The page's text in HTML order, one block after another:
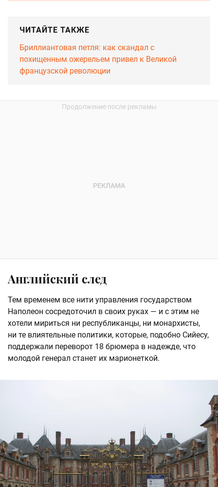
ЧИТАЙТЕ ТАКЖЕ
Бриллиантовая петля: как скандал с
похищенным ожерельем привел к Великой
французской революции
Английский след
Тем временем все нити управления государством
Наполеон сосредоточил в своих руках — и с этим не
хотели мириться ни республиканцы, ни монархисты,
ни те влиятельные политики, которые, подобно Сийесу,
поддержали переворот 18 брюмера в надежде, что
молодой генерал станет их марионеткой.